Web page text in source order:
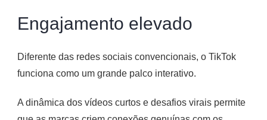
Engajamento elevado
Diferente das redes sociais convencionais, o TikTok
funciona como um grande palco interativo.
A dinâmica dos vídeos curtos e desafios virais permite